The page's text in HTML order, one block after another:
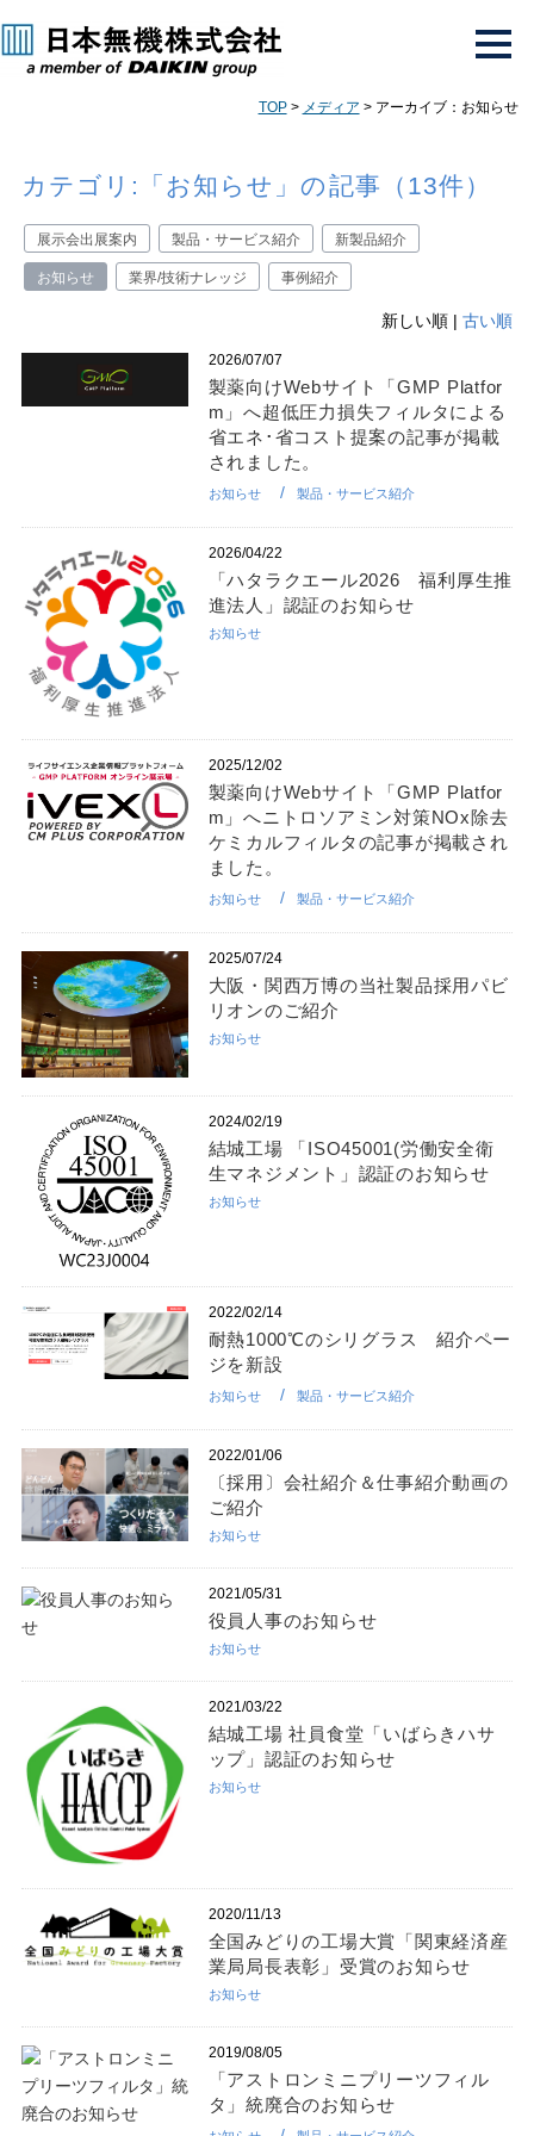
TOP> メディア > アーカイブ：お知らせ
カテゴリ:「お知らせ」の記事（13件）
展示会出展案内 製品・サービス紹介 新製品紹介
お知らせ 業界/技術ナレッジ 事例紹介
新しい順 |古い順
2026/07/07
製薬向けWebサイト「GMP Platfor
m」へ超低圧力損失フィルタによる
省エネ･省コスト提案の記事が掲載
されました。
お知らせ 製品・サービス紹介
2026/04/22
「ハタラクエール2026 福利厚生推
進法人」認証のお知らせ
お知らせ
2025/12/02
製薬向けWebサイト「GMP Platfor
m」へニトロソアミン対策NOx除去
ケミカルフィルタの記事が掲載され
ました。
お知らせ 製品・サービス紹介
2025/07/24
大阪・関西万博の当社製品採用パビ
リオンのご紹介
お知らせ
2024/02/19
結城工場 「ISO45001(労働安全衛
生マネジメント」認証のお知らせ
お知らせ
2022/02/14
耐熱1000℃のシリグラス 紹介ペー
ジを新設
お知らせ 製品・サービス紹介
2022/01/06
〔採用〕会社紹介＆仕事紹介動画の
ご紹介
お知らせ
2021/05/31
役員人事のお知らせ
お知らせ
2021/03/22
結城工場 社員食堂「いばらきハサ
ップ」認証のお知らせ
お知らせ
2020/11/13
全国みどりの工場大賞「関東経済産
業局局長表彰」受賞のお知らせ
お知らせ
2019/08/05
「アストロンミニプリーツフィル
タ」統廃合のお知らせ